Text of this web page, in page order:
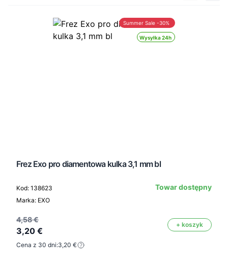
Wysyłka 24h
Summer Sale -30%
Frez Exo pro diamentowa kulka 3,1 mm bl
Kod: 138623
Marka: EXO
Towar dostępny
4,58 €
3,20 €
+ koszyk
Cena z 30 dni:3,20 €